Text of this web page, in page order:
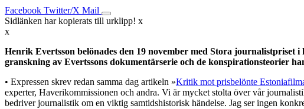
Facebook Twitter/X Mail
Sidlänken har kopierats till urklipp! x
x
Henrik Evertsson belönades den 19 november med Stora journalistpriset i
granskning av Evertssons dokumentärserie och de konspirationsteorier
• Expressen skrev redan samma dag artikeln »Kritik mot prisbelönte
experter, Haverikommissionen och andra. Vi är mycket stolta över vår
bedriver journalistik om en viktig samtidshistorisk händelse. Jag ser ingen